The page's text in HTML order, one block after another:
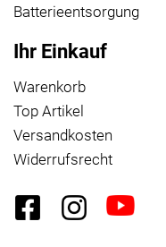
Batterieentsorgung
Ihr Einkauf
Warenkorb
Top Artikel
Versandkosten
Widerrufsrecht